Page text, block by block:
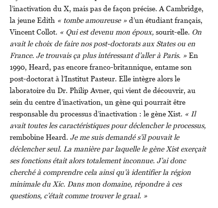
l’inactivation du X, mais pas de façon précise. A Cambridge,
la jeune Edith « tombe amoureuse »d’un étudiant français,
Vincent Collot. « Qui est devenu mon époux,sourit-elle. On
avait le choix de faire nos post-doctorats aux States ou en
France. Je trouvais ça plus intéressant d’aller à Paris. »En
1990, Heard, pas encore franco-britannique, entame son
post-doctorat à l’Institut Pasteur. Elle intègre alors le
laboratoire du Dr. Philip Avner, qui vient de découvrir, au
sein du centre d’inactivation, un gène qui pourrait être
responsable du processus d’inactivation : le gène Xist. « Il
avait toutes les caractéristiques pour déclencher le processus,
rembobine Heard. Je me suis demandé s’il pouvait le
déclencher seul. La manière par laquelle le gène Xist exerçait
ses fonctions était alors totalement inconnue. J’ai donc
cherché à comprendre cela ainsi qu’à identifier la région
minimale du Xic. Dans mon domaine, répondre à ces
questions, c’était comme trouver le graal. »